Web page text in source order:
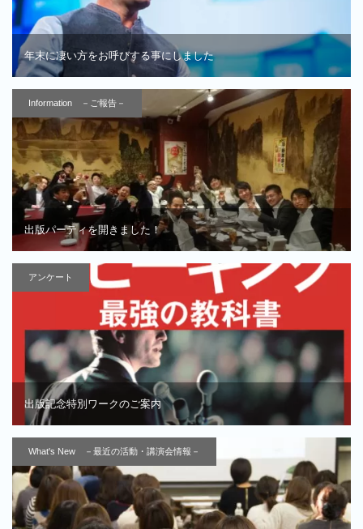
年末に凄い方をお呼びする事にしました
Information －ご報告－
出版パーティを開きました！
アンケート
出版記念特別ワークのご案内
What's New －最近の活動・講演会情報－